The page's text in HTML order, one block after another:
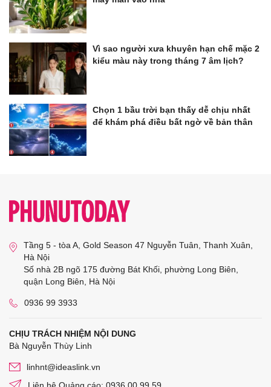
Vì sao người xưa khuyên hạn chế mặc 2
kiểu màu này trong tháng 7 âm lịch?
Chọn 1 bầu trời bạn thấy dễ chịu nhất
để khám phá điều bất ngờ về bản thân
Tầng 5 - tòa A, Gold Season 47 Nguyễn Tuân, Thanh Xuân,
Hà Nội
Số nhà 2B ngõ 175 đường Bát Khối, phường Long Biên,
quận Long Biên, Hà Nội
0936 99 3933
CHỊU TRÁCH NHIỆM NỘI DUNG
Bà Nguyễn Thùy Linh
linhnt@ideaslink.vn